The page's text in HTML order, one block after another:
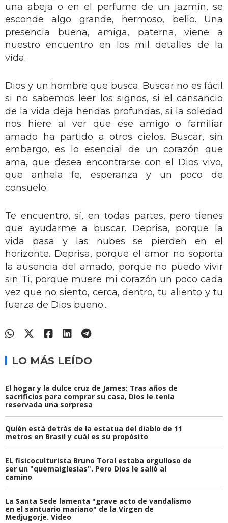
una abeja o en el perfume de un jazmín, se
esconde algo grande, hermoso, bello. Una
presencia buena, amiga, paterna, viene a
nuestro encuentro en los mil detalles de la
vida.
Dios y un hombre que busca. Buscar no es fácil
si no sabemos leer los signos, si el cansancio
de la vida deja heridas profundas, si la soledad
nos hiere al ver que ese amigo o familiar
amado ha partido a otros cielos. Buscar, sin
embargo, es lo esencial de un corazón que
ama, que desea encontrarse con el Dios vivo,
que anhela fe, esperanza y un poco de
consuelo.
Te encuentro, sí, en todas partes, pero tienes
que ayudarme a buscar. Deprisa, porque la
vida pasa y las nubes se pierden en el
horizonte. Deprisa, porque el amor no soporta
la ausencia del amado, porque no puedo vivir
sin Ti, porque muere mi corazón un poco cada
vez que no siento, cerca, dentro, tu aliento y tu
fuerza de Dios bueno...
LO MÁS LEÍDO
El hogar y la dulce cruz de James: Tras años de
sacrificios para comprar su casa, Dios le tenía
reservada una sorpresa
Quién está detrás de la estatua del diablo de 11
metros en Brasil y cuál es su propósito
EL fisicoculturista Bruno Toral estaba orgulloso de
ser un "quemaiglesias". Pero Dios le salió al
camino
La Santa Sede lamenta "grave acto de vandalismo
en el santuario mariano" de la Virgen de
Medjugorje. Video